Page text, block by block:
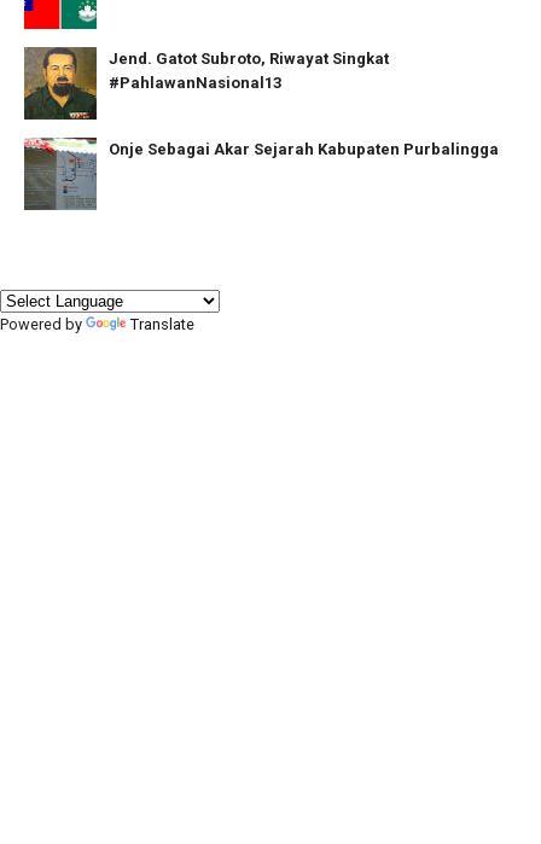
Jend. Gatot Subroto, Riwayat Singkat
#PahlawanNasional13
Onje Sebagai Akar Sejarah Kabupaten Purbalingga
Powered by Translate